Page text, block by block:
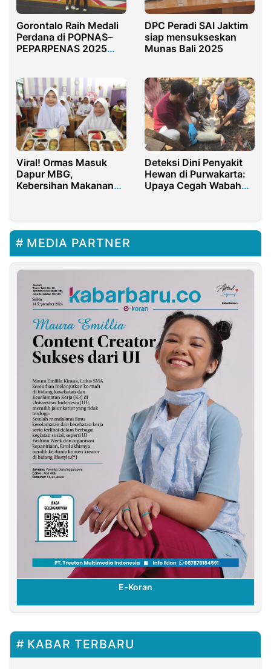
Gorontalo Raih Medali
Perdana di POPNAS–
PEPARPENAS 2025
DPC Peradi SAI Jaktim
siap mensukseskan
Munas Bali 2025
Viral! Ormas Masuk
Dapur MBG,
Kebersihan Makanan
Deteksi Dini Penyakit
Hewan di Purwakarta:
Upaya Cegah Wabah
MEDIA PARTNER
E-Koran
KABAR TERBARU